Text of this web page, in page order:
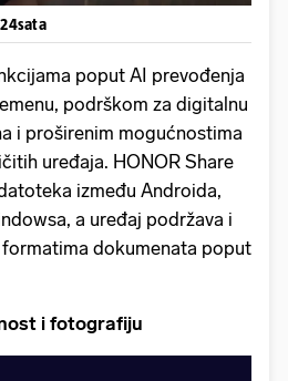
poput AI prevođenja
podrškom za digitalnu
i proširenim mogućnostima
uređaja. HONOR Share
između Androida,
a uređaj podržava i
dokumenata poput
i fotografiju